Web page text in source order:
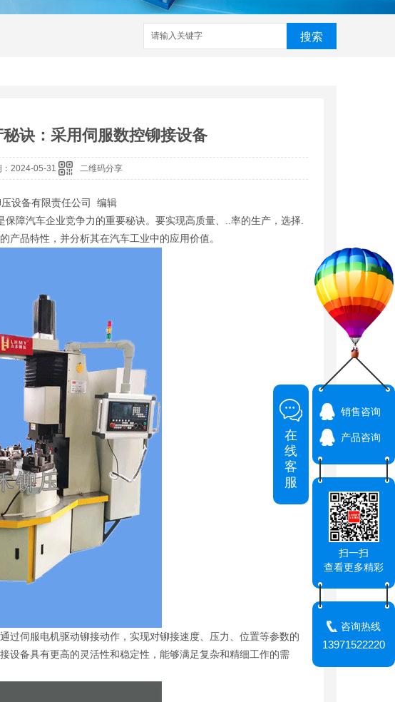
搜索
诀：采用伺服数控铆接设备
2024-05-31 二维码分享
设备有限责任公司 编辑
障汽车企业竞争力的重要秘诀。要实现高质量、..率的生产，选择.
品特性，并分析其在汽车工业中的应用价值。
过伺服电机驱动铆接动作，实现对铆接速度、压力、位置等参数的
设备具有更高的灵活性和稳定性，能够满足复杂和精细工作的需
销售咨询
产品咨询
扫一扫
查看更多精彩
咨询热线
13971522220
在
线
客
服